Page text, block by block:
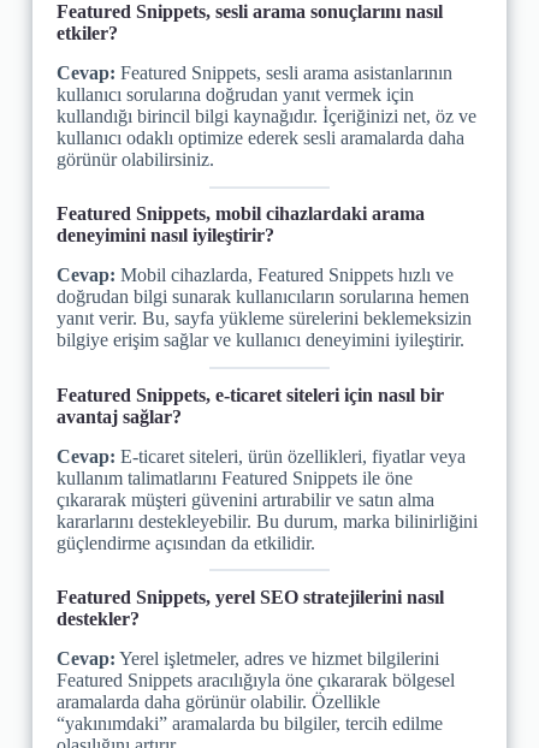
Featured Snippets, sesli arama sonuçlarını nasıl
etkiler?
Cevap: Featured Snippets, sesli arama asistanlarının
kullanıcı sorularına doğrudan yanıt vermek için
kullandığı birincil bilgi kaynağıdır. İçeriğinizi net, öz ve
kullanıcı odaklı optimize ederek sesli aramalarda daha
görünür olabilirsiniz.
Featured Snippets, mobil cihazlardaki arama
deneyimini nasıl iyileştirir?
Cevap: Mobil cihazlarda, Featured Snippets hızlı ve
doğrudan bilgi sunarak kullanıcıların sorularına hemen
yanıt verir. Bu, sayfa yükleme sürelerini beklemeksizin
bilgiye erişim sağlar ve kullanıcı deneyimini iyileştirir.
Featured Snippets, e-ticaret siteleri için nasıl bir
avantaj sağlar?
Cevap: E-ticaret siteleri, ürün özellikleri, fiyatlar veya
kullanım talimatlarını Featured Snippets ile öne
çıkararak müşteri güvenini artırabilir ve satın alma
kararlarını destekleyebilir. Bu durum, marka bilinirliğini
güçlendirme açısından da etkilidir.
Featured Snippets, yerel SEO stratejilerini nasıl
destekler?
Cevap: Yerel işletmeler, adres ve hizmet bilgilerini
Featured Snippets aracılığıyla öne çıkararak bölgesel
aramalarda daha görünür olabilir. Özellikle
“yakınımdaki” aramalarda bu bilgiler, tercih edilme